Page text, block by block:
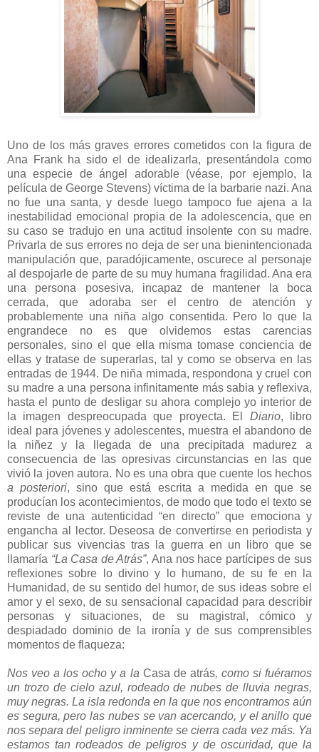
Uno de los más graves errores cometidos con la figura de
Ana Frank ha sido el de idealizarla, presentándola como
una especie de ángel adorable (véase, por ejemplo, la
película de George Stevens) víctima de la barbarie nazi. Ana
no fue una santa, y desde luego tampoco fue ajena a la
inestabilidad emocional propia de la adolescencia, que en
su caso se tradujo en una actitud insolente con su madre.
Privarla de sus errores no deja de ser una bienintencionada
manipulación que, paradójicamente, oscurece al personaje
al despojarle de parte de su muy humana fragilidad. Ana era
una persona posesiva, incapaz de mantener la boca
cerrada, que adoraba ser el centro de atención y
probablemente una niña algo consentida. Pero lo que la
engrandece no es que olvidemos estas carencias
personales, sino el que ella misma tomase conciencia de
ellas y tratase de superarlas, tal y como se observa en las
entradas de 1944. De niña mimada, respondona y cruel con
su madre a una persona infinitamente más sabia y reflexiva,
hasta el punto de desligar su ahora complejo yo interior de
la imagen despreocupada que proyecta. El Diario, libro
ideal para jóvenes y adolescentes, muestra el abandono de
la niñez y la llegada de una precipitada madurez a
consecuencia de las opresivas circunstancias en las que
vivió la joven autora. No es una obra que cuente los hechos
a posteriori, sino que está escrita a medida en que se
producían los acontecimientos, de modo que todo el texto se
reviste de una autenticidad “en directo” que emociona y
engancha al lector. Deseosa de convertirse en periodista y
publicar sus vivencias tras la guerra en un libro que se
llamaría “La Casa de Atrás”, Ana nos hace partícipes de sus
reflexiones sobre lo divino y lo humano, de su fe en la
Humanidad, de su sentido del humor, de sus ideas sobre el
amor y el sexo, de su sensacional capacidad para describir
personas y situaciones, de su magistral, cómico y
despiadado dominio de la ironía y de sus comprensibles
momentos de flaqueza:
Nos veo a los ocho y a la Casa de atrás, como si fuéramos
un trozo de cielo azul, rodeado de nubes de lluvia negras,
muy negras. La isla redonda en la que nos encontramos aún
es segura, pero las nubes se van acercando, y el anillo que
nos separa del peligro inminente se cierra cada vez más. Ya
estamos tan rodeados de peligros y de oscuridad, que la